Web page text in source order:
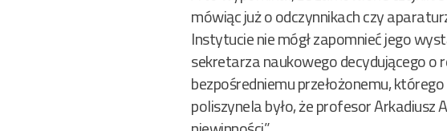
mówiąc już o odczynnikach czy
Instytucie nie mógł zapomnieć jego
sekretarza naukowego decydującego o
bezpośredniemu przełożonemu,
poliszynela było, że profesor Arkadiusz